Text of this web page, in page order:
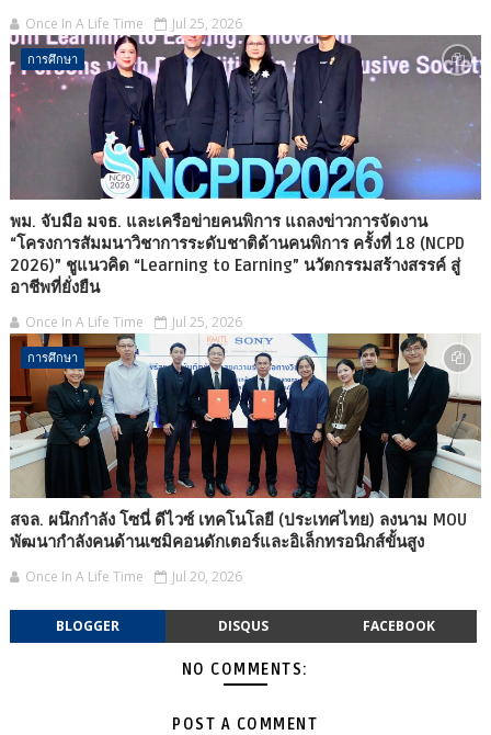
Once In A Life Time Jul 25, 2026
การศึกษา
พม. จับมือ มจธ. และเครือข่ายคนพิการ แถลงข่าวการจัดงาน
“โครงการสัมมนาวิชาการระดับชาติด้านคนพิการ ครั้งที่ 18 (NCPD
2026)” ชูแนวคิด “Learning to Earning” นวัตกรรมสร้างสรรค์ สู่
อาชีพที่ยั่งยืน
Once In A Life Time Jul 25, 2026
การศึกษา
สจล. ผนึกกำลัง โซนี่ ดีไวซ์ เทคโนโลยี (ประเทศไทย) ลงนาม MOU
พัฒนากำลังคนด้านเซมิคอนดักเตอร์และอิเล็กทรอนิกส์ขั้นสูง
Once In A Life Time Jul 20, 2026
BLOGGER DISQUS FACEBOOK
NO COMMENTS:
POST A COMMENT